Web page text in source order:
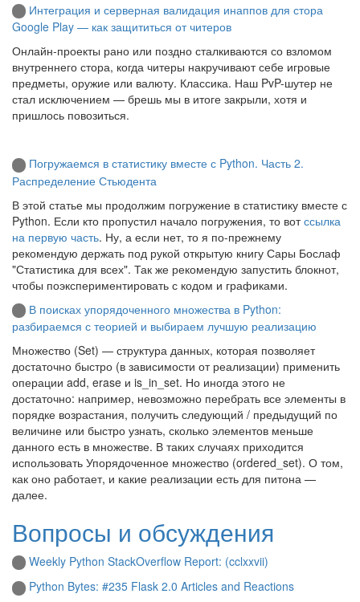
Интеграция и серверная валидация инаппов для стора
Google Play — как защититься от читеров
Онлайн-проекты рано или поздно сталкиваются со взломом
внутреннего стора, когда читеры накручивают себе игровые
предметы, оружие или валюту. Классика. Наш PvP-шутер не
стал исключением — брешь мы в итоге закрыли, хотя и
пришлось повозиться.
Погружаемся в статистику вместе с Python. Часть 2.
Распределение Стьюдента
В этой статье мы продолжим погружение в статистику вместе с
Python. Если кто пропустил начало погружения, то вотссылка
на первую часть. Ну, а если нет, то я по-прежнему
рекомендую держать под рукой открытую книгу Сары Бослаф
"Статистика для всех". Так же рекомендую запустить блокнот,
чтобы поэкспериментировать с кодом и графиками.
В поисках упорядоченного множества в Python:
разбираемся с теорией и выбираем лучшую реализацию
Множество (Set) — структура данных, которая позволяет
достаточно быстро (в зависимости от реализации) применить
операции add, erase и is_in_set. Но иногда этого не
достаточно: например, невозможно перебрать все элементы в
порядке возрастания, получить следующий / предыдущий по
величине или быстро узнать, сколько элементов меньше
данного есть в множестве. В таких случаях приходится
использовать Упорядоченное множество (ordered_set). О том,
как оно работает, и какие реализации есть для питона —
далее.
Вопросы и обсуждения
Weekly Python StackOverflow Report: (cclxxvii)
Python Bytes: #235 Flask 2.0 Articles and Reactions